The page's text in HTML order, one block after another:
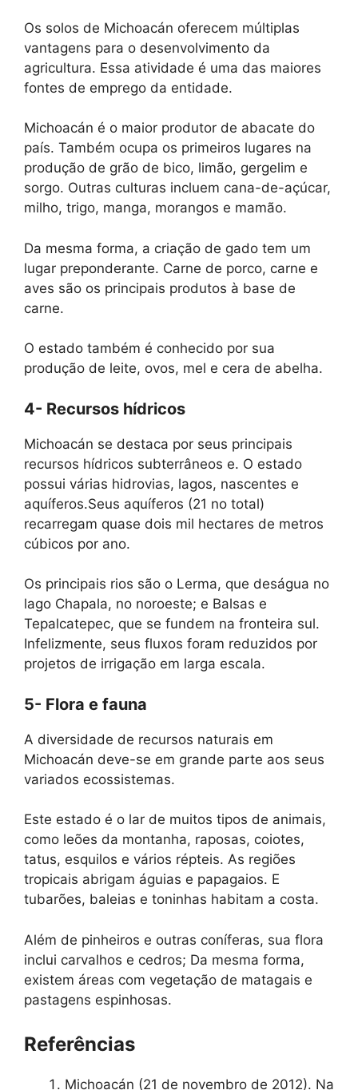
Os solos de Michoacán oferecem múltiplas
vantagens para o desenvolvimento da
agricultura. Essa atividade é uma das maiores
fontes de emprego da entidade.
Michoacán é o maior produtor de abacate do
país. Também ocupa os primeiros lugares na
produção de grão de bico, limão, gergelim e
sorgo. Outras culturas incluem cana-de-açúcar,
milho, trigo, manga, morangos e mamão.
Da mesma forma, a criação de gado tem um
lugar preponderante. Carne de porco, carne e
aves são os principais produtos à base de
carne.
O estado também é conhecido por sua
produção de leite, ovos, mel e cera de abelha.
4- Recursos hídricos
Michoacán se destaca por seus principais
recursos hídricos subterrâneos e. O estado
possui várias hidrovias, lagos, nascentes e
aquíferos.Seus aquíferos (21 no total)
recarregam quase dois mil hectares de metros
cúbicos por ano.
Os principais rios são o Lerma, que deságua no
lago Chapala, no noroeste; e Balsas e
Tepalcatepec, que se fundem na fronteira sul.
Infelizmente, seus fluxos foram reduzidos por
projetos de irrigação em larga escala.
5- Flora e fauna
A diversidade de recursos naturais em
Michoacán deve-se em grande parte aos seus
variados ecossistemas.
Este estado é o lar de muitos tipos de animais,
como leões da montanha, raposas, coiotes,
tatus, esquilos e vários répteis. As regiões
tropicais abrigam águias e papagaios. E
tubarões, baleias e toninhas habitam a costa.
Além de pinheiros e outras coníferas, sua flora
inclui carvalhos e cedros; Da mesma forma,
existem áreas com vegetação de matagais e
pastagens espinhosas.
Referências
Michoacán (21 de novembro de 2012). Na